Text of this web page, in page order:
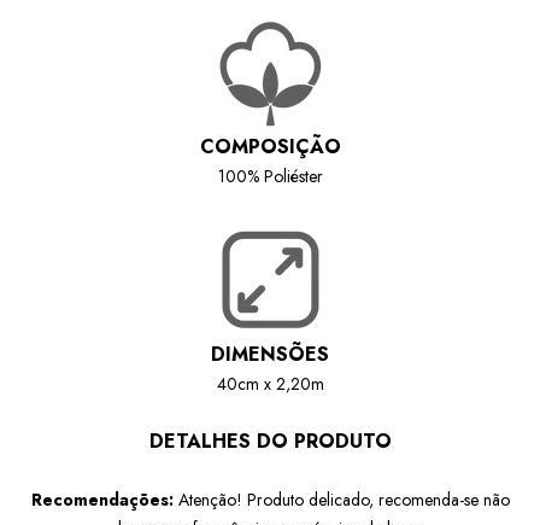
COMPOSIÇÃO
100% Poliéster
DIMENSÕES
40cm x 2,20m
DETALHES DO PRODUTO
Recomendações: Atenção! Produto delicado, recomenda-se não